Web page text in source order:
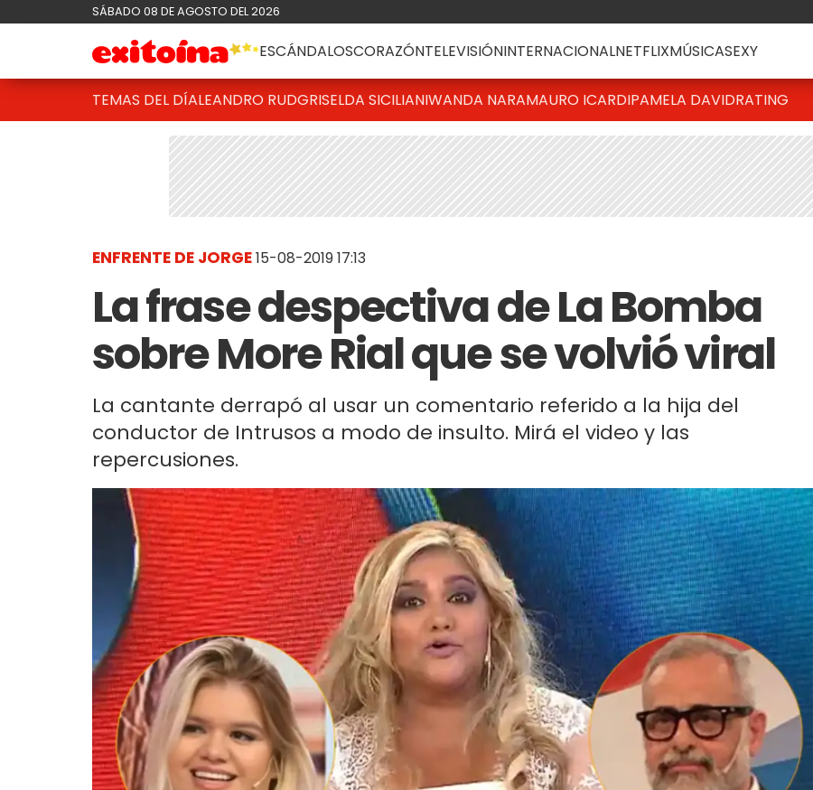
SÁBADO 08 DE AGOSTO DEL 2026
ESCÁNDALOSCORAZÓNTELEVISIÓNINTERNACIONALNETFLIXMÚSICASEXY
TEMAS DEL DÍALEANDRO RUDGRISELDA SICILIANIWANDA NARAMAURO ICARDIPAMELA DAVIDRATING
ENFRENTE DE JORGE15-08-2019 17:13
La frase despectiva de La Bomba
sobre More Rial que se volvió viral
La cantante derrapó al usar un comentario referido a la hija del
conductor de Intrusos a modo de insulto. Mirá el video y las
repercusiones.